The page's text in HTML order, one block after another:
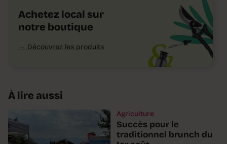
Achetez local sur
notre boutique
Découvrez les produits
À lire aussi
Agriculture
Succès pour le
traditionnel brunch du